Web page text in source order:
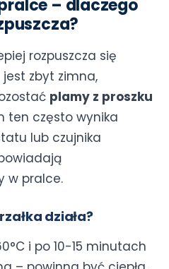
– dlaczego
rozpuszcza się
jest zbyt zimna,
plamy z proszku
ten często wynika
lub czujnika
w pralce.
działa?
i po 10-15 minutach